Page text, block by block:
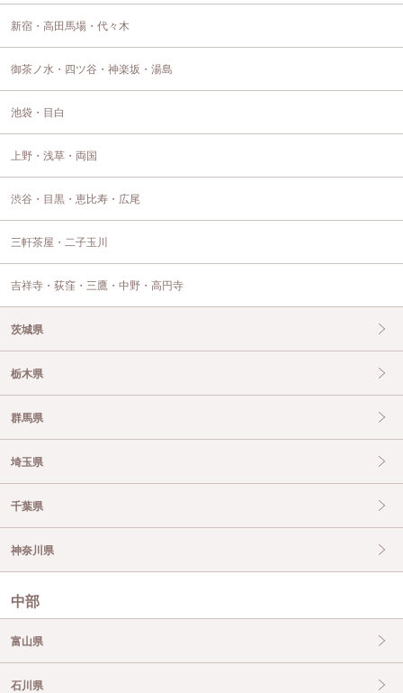
新宿・高田馬場・代々木
御茶ノ水・四ツ谷・神楽坂・湯島
池袋・目白
上野・浅草・両国
渋谷・目黒・恵比寿・広尾
三軒茶屋・二子玉川
吉祥寺・荻窪・三鷹・中野・高円寺
茨城県
栃木県
群馬県
埼玉県
千葉県
神奈川県
中部
富山県
石川県